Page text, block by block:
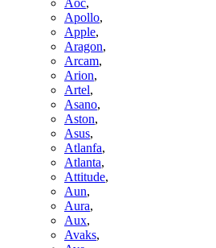
Apollo,
Apple,
Aragon,
Arcam,
Arion,
Artel,
Asano,
Aston,
Asus,
Atlanfa,
Atlanta,
Attitude,
Aun,
Aura,
Aux,
Avaks,